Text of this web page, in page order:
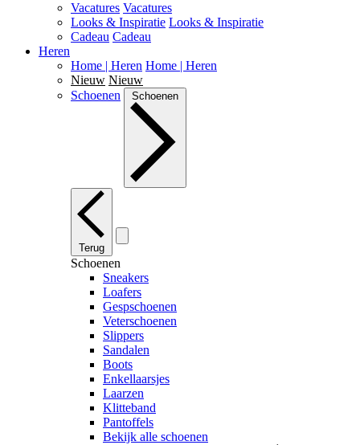
Vacatures Vacatures
Looks & Inspiratie Looks & Inspiratie
Cadeau Cadeau
Heren
Home | Heren Home | Heren
Nieuw Nieuw
Schoenen
Schoenen
Terug
Schoenen
Sneakers
Loafers
Gespschoenen
Veterschoenen
Slippers
Sandalen
Boots
Enkellaarsjes
Laarzen
Klitteband
Pantoffels
Bekijk alle schoenen